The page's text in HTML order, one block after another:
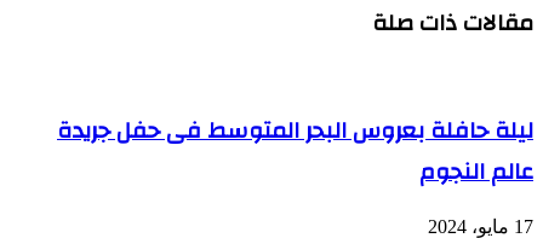
مقالات ذات صلة
ليلة حافلة بعروس البحر المتوسط فى حفل جريدة
عالم النجوم
17 مايو، 2024